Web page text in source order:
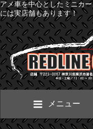
アメ車を中心としたミニカ
には実店舗もあります！
メニュー